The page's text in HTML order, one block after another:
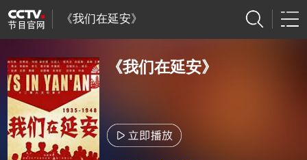
《我们在延安》
《我们在延安》